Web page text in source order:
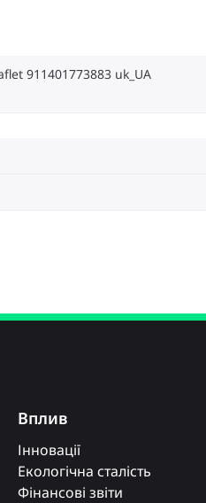
911401773883 uk_UA
Вплив
Інновації
Екологічна сталість
Фінансові звіти